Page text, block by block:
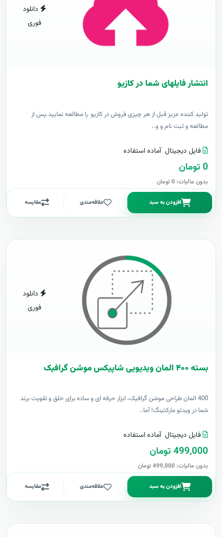
دانلود
فوری
انتشار فایلهای شما در کازیو
توليد کننده عزيز قبل از هر چیزی فروش در کازیو را مطالعه نمایید.پس از
مطالعه و ثبت نام و و..
فایل دیجیتال آماده استفاده
0 تومان
بدون مالیات: 0 تومان
افزودن به سبد علاقه‌مندی مقایسه
دانلود
فوری
بسته ۴۰۰ المان ویدیویی شاپیکس موشن گرافیک
400 المان طراحی موشن گرافیک، ابزار حرفه ای و ساده برای خلق و تقویت برند
شما در ویدئو مارکتینگ! آما..
فایل دیجیتال آماده استفاده
499,000 تومان
بدون مالیات: 499,000 تومان
افزودن به سبد علاقه‌مندی مقایسه